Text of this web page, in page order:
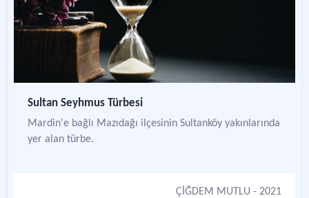
Sultan Seyhmus Türbesi
Mardin'e bağlı Mazıdağı ilçesinin Sultanköy yakınlarında
yer alan türbe.
ÇİĞDEM MUTLU - 2021